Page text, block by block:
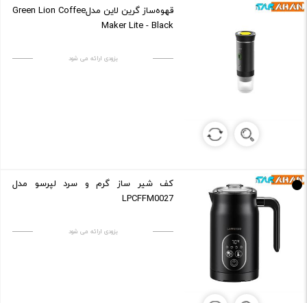
قهوه‌ساز گرین لاین مدلGreen Lion Coffee
Maker Lite - Black
بزودی ارائه می شود
کف شیر ساز گرم و سرد لپرسو مدل
LPCFFM0027
بزودی ارائه می شود